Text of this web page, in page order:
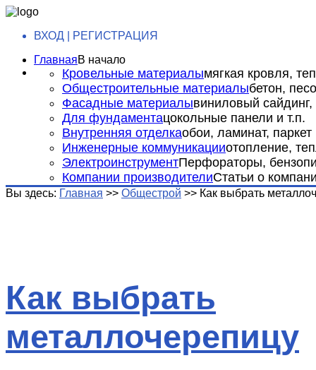
ВХОД | РЕГИСТРАЦИЯ
ГлавнаяВ начало
Кровельные материалымягкая кровля,
Общестроительные материалыбетон,
Фасадные материалывиниловый сайдинг,
Для фундаментацокольные панели и т.п.
Внутренняя отделкаобои, ламинат, паркет
Инженерные коммуникацииотопление,
ЭлектроинструментПерфораторы,
Компании производителиСтатьи о
Вы здесь: Главная >> Общестрой >> Как выбрать
Как выбрать
металлочерепицу